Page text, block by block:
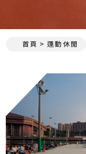
首頁 運動休閒